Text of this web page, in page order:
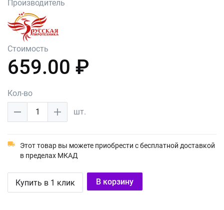
Производитель
Стоимость
659.00 ₽
Кол-во
1
шт.
Этот товар вы можете приобрести с бесплатной доставкой
в пределах МКАД
Купить в 1 клик В корзину